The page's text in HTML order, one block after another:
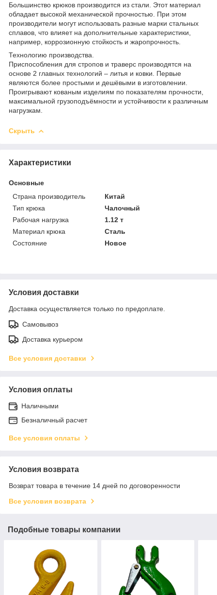
Большинство крюков производится из стали. Этот материал
обладает высокой механической прочностью. При этом
производители могут использовать разные марки стальных
сплавов, что влияет на дополнительные характеристики,
например, коррозионную стойкость и жаропрочность.
Технологию производства.
Приспособления для стропов и траверс производятся на
основе 2 главных технологий – литья и ковки. Первые
являются более простыми и дешёвыми в изготовлении.
Проигрывают кованым изделиям по показателям прочности,
максимальной грузоподъёмности и устойчивости к различным
нагрузкам.
Скрыть
Характеристики
Основные
Страна производитель
Китай
Тип крюка
Чалочный
Рабочая нагрузка
1.12 т
Материал крюка
Сталь
Состояние
Новое
Условия доставки
Доставка осуществляется только по предоплате.
Самовывоз
Доставка курьером
Все условия доставки
Условия оплаты
Наличными
Безналичный расчет
Все условия оплаты
Условия возврата
Возврат товара в течение 14 дней по договоренности
Все условия возврата
Подобные товары компании